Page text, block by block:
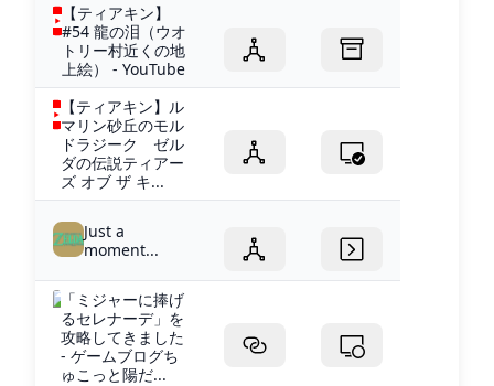
【ティアキン】
#54 龍の泪（ウオ
トリー村近くの地
上絵） - YouTube
【ティアキン】ル
マリン砂丘のモル
ドラジーク ゼル
ダの伝説ティアー
ズ オブ ザ キ...
Just a
moment...
「ミジャーに捧げ
るセレナーデ」を
攻略してきました
- ゲームブログち
ゅこっと陽だ...